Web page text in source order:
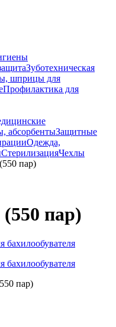
Зуботехническая
шприцы для
Профилактика для
абсорбентыЗащитные
Одежда,
СтерилизацияЧехлы
пар)
(550 пар)
пар)